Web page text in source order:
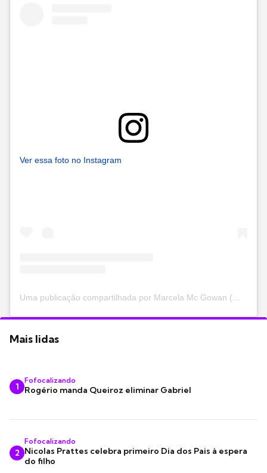
Ver essa foto no Instagram
Uma publicação compartilhada por Marcela Mc Gowan (@marcelamcgowan)
Mais lidas
1
Fofocalizando
Rogério manda Queiroz eliminar Gabriel
2
Fofocalizando
Nicolas Prattes celebra primeiro Dia dos Pais à espera
do filho